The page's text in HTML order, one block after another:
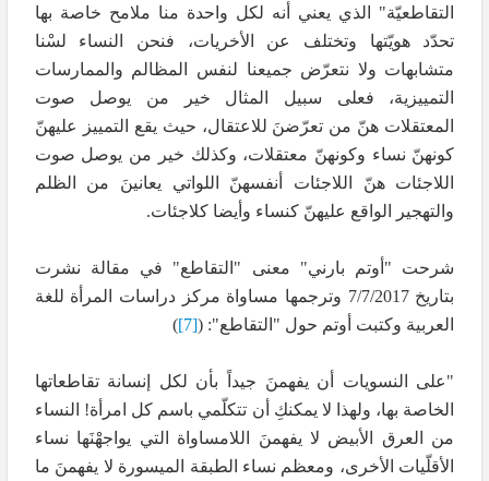
التقاطعيّة" الذي يعني أنه لكل واحدة منا ملامح خاصة بها
تحدّد هويّتها وتختلف عن الأخريات، فنحن النساء لسْنا
متشابهات ولا نتعرّض جميعنا لنفس المظالم والممارسات
التمييزية، فعلى سبيل المثال خير من يوصل صوت
المعتقلات هنّ من تعرّضنَ للاعتقال، حيث يقع التمييز عليهنّ
كونهنّ نساء وكونهنّ معتقلات، وكذلك خير من يوصل صوت
اللاجئات هنّ اللاجئات أنفسهنّ اللواتي يعانينَ من الظلم
والتهجير الواقع عليهنّ كنساء وأيضا كلاجئات.
شرحت "أوتم بارني" معنى "التقاطع" في مقالة نشرت
بتاريخ 7/7/2017 وترجمها مساواة مركز دراسات المرأة للغة
العربية وكتبت أوتم حول "التقاطع": ([7]
)
"على النسويات أن يفهمنَ جيداً بأن لكل إنسانة تقاطعاتها
الخاصة بها، ولهذا لا يمكنكِ أن تتكلّمي باسم كل امرأة! النساء
من العرق الأبيض لا يفهمنَ اللامساواة التي يواجهْنَها نساء
الأقلّيات الأخرى، ومعظم نساء الطبقة الميسورة لا يفهمنَ ما